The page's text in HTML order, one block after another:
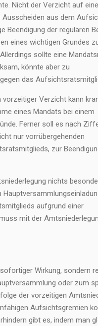
Nicht der Verzicht auf eine
aus dem
Beendigung der regulären
eines wichtigen Grundes
sollte eine
könnte aber zu
das
Verzicht kann
eines Mandats bei einem
Ferner soll es nach
nur vorrübergehenden
zur
nichts
aufgrund einer
mit der
Wirkung, sondern
oder zum
der vorzeitigen
Aufsichtsgremien
gibt es, indem man